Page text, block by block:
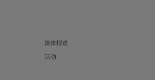
媒体报道
活动